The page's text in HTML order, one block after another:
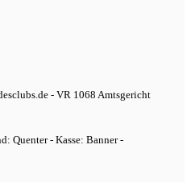
- VR 1068 Amtsgericht
Quenter - Kasse: Banner -